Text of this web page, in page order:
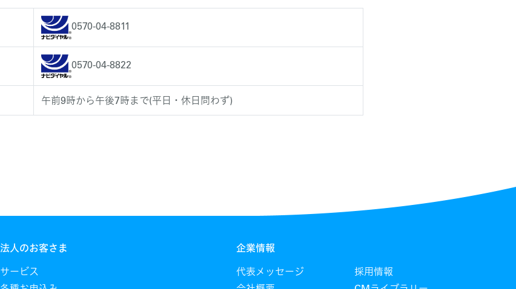
0570-04-8811
0570-04-8822
午前9時から午後7時まで(平日・休日問わず)
法人のお客さま
サービス
企業情報
代表メッセージ
採用情報